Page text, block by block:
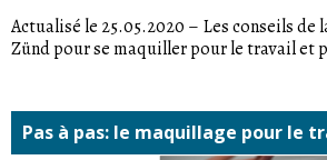
Actualisé le 25.05.2020 – Les conseils de
Zünd pour se maquiller pour le travail et
Pas à pas: le maquillage pour le